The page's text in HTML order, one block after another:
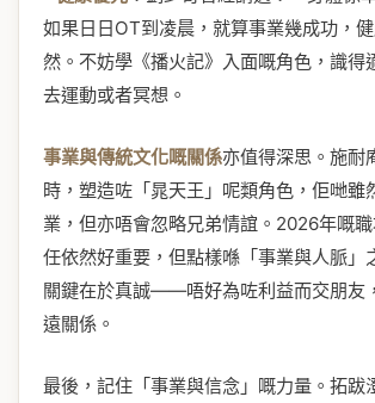
如果日日OT到凌晨，就算事業幾成功，
然。不妨學《播火記》入面嘅角色，識得
去運動或者冥想。
事業與傳統文化嘅關係亦值得深思。施耐
時，塑造咗「晁天王」呢類角色，佢哋雖
業，但亦唔會忽略兄弟情誼。2026年嘅
任依然好重要，但點樣喺「事業與人脈」
關鍵在於真誠——唔好為咗利益而交朋友
遠關係。
最後，記住「事業與信念」嘅力量。拓跋